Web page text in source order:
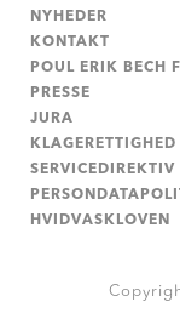
NYHEDER
KONTAKT
POUL ERIK BECH
PRESSE
JURA
SERVICEDIREKTIV
HVIDVASKLOVEN